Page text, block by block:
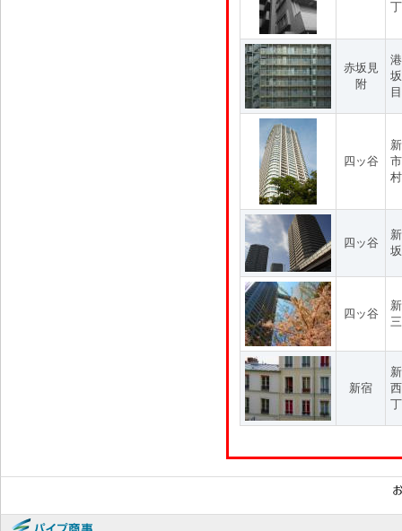
赤坂見
附
目
四ッ谷
四ッ谷
四ッ谷
新宿